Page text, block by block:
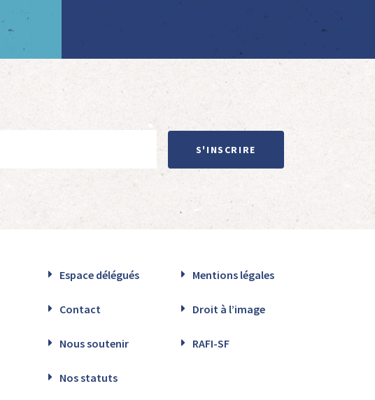
S'INSCRIRE
Espace délégués Mentions légales
Contact Droit à l’image
Nous soutenir RAFI-SF
Nos statuts